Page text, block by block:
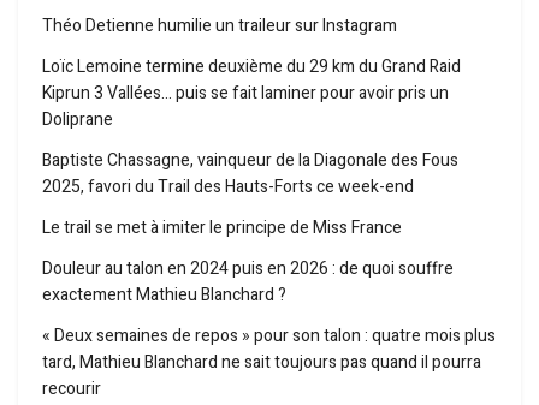
Théo Detienne humilie un traileur sur Instagram
Loïc Lemoine termine deuxième du 29 km du Grand Raid
Kiprun 3 Vallées… puis se fait laminer pour avoir pris un
Doliprane
Baptiste Chassagne, vainqueur de la Diagonale des Fous
2025, favori du Trail des Hauts-Forts ce week-end
Le trail se met à imiter le principe de Miss France
Douleur au talon en 2024 puis en 2026 : de quoi souffre
exactement Mathieu Blanchard ?
« Deux semaines de repos » pour son talon : quatre mois plus
tard, Mathieu Blanchard ne sait toujours pas quand il pourra
recourir